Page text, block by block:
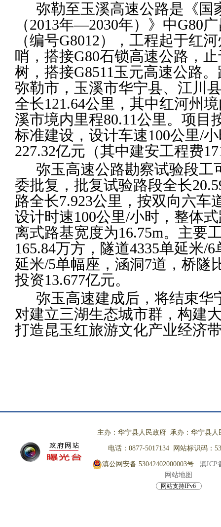
弥勒至玉溪高速公路是《国
（2013年—2030年）》中G80
（编号G8012），工程起于红
哨，搭接G80石锁高速公路，
树，搭接G8511玉元高速公路
弥勒市，玉溪市华宁县、江川
全长121.64公里，其中红河州
溪市境内里程80.11公里。项目
标准建设，设计车速100公里/
227.32亿元（其中建安工程费
弥玉高速公路勘察试验段工
委批复，批复试验路段全长
路全长7.923公里，按双向六车
设计时速100公里/小时，整体
离式路基宽度为16.75m。主要
165.84万方，隧道4335单延米/
延米/5单幅座，涵洞7道，桥隧
投资13.677亿元。
弥玉高速建成后，将结束华
对建立三湖生态城市群，构建
打造昆玉红旅游文化产业经济
主办：华宁县人民政府 承办：华宁县人
电话：0877-5017134 网站标识码：
滇公网安备 53042402000003号
滇ICP
网站地图
网站支持IPv6